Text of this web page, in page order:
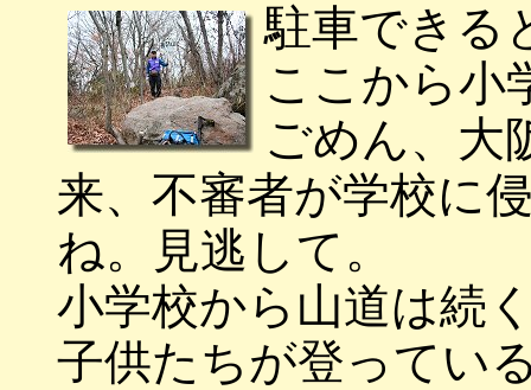
駐車できる
ここから小
ごめん、大
来、不審者が学校に
ね。見逃して。
小学校から山道は続
子供たちが登ってい